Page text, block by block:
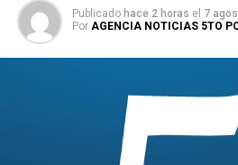
Publicado hace 2 horas el 7
Por AGENCIA NOTICIAS 5TO